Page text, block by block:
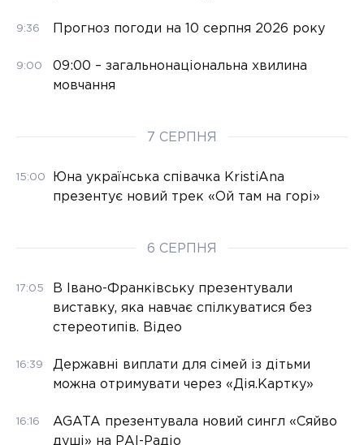
9:36 Прогноз погоди на 10 серпня 2026 року
9:00
09:00 – загальнонаціональна хвилина
мовчання
7 СЕРПНЯ
15:00
Юна українська співачка KristiAna
презентує новий трек «Ой там на горі»
6 СЕРПНЯ
17:05
В Івано-Франківську презентували
виставку, яка навчає спілкуватися без
стереотипів. Відео
16:39
Державні виплати для сімей із дітьми
можна отримувати через «Дія.Картку»
16:16
AGATA презентувала новий сингл «Сяйво
душі» на РАІ-Радіо